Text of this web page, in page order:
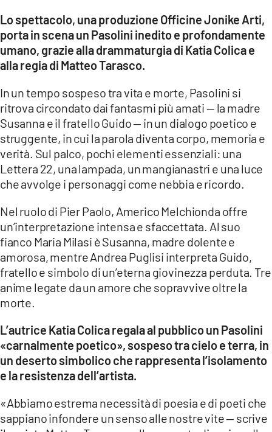
LACAPITALENEWS.IT
ANDROID
APPLE
Lo spettacolo, una produzione Officine Jonike Arti,
porta in scena un Pasolini inedito e profondamente
umano, grazie alla drammaturgia di Katia Colica e
alla regia di Matteo Tarasco.
In un tempo sospeso tra vita e morte, Pasolini si
ritrova circondato dai fantasmi più amati — la madre
Susanna e il fratello Guido — in un dialogo poetico e
struggente, in cui la parola diventa corpo, memoria e
verità. Sul palco, pochi elementi essenziali: una
Lettera 22, una lampada, un mangianastri e una luce
che avvolge i personaggi come nebbia e ricordo.
Nel ruolo di Pier Paolo, Americo Melchionda offre
un’interpretazione intensa e sfaccettata. Al suo
fianco Maria Milasi è Susanna, madre dolente e
amorosa, mentre Andrea Puglisi interpreta Guido,
fratello e simbolo di un’eterna giovinezza perduta. Tre
anime legate da un amore che sopravvive oltre la
morte.
L’autrice Katia Colica regala al pubblico un Pasolini
«carnalmente poetico», sospeso tra cielo e terra, in
un deserto simbolico che rappresenta l’isolamento
e la resistenza dell’artista.
«Abbiamo estrema necessità di poesia e di poeti che
sappiano infondere un senso alle nostre vite — scrive